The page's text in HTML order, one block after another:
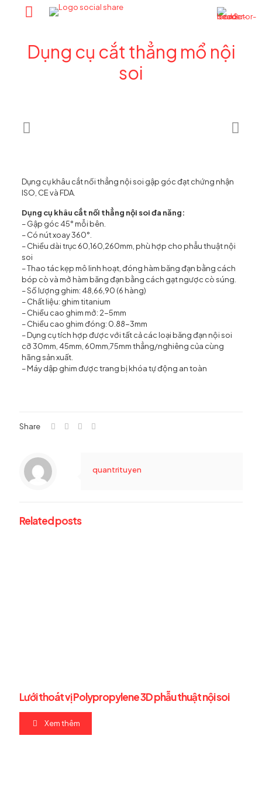
Dụng cụ cắt thẳng mổ nội
soi
Dụng cụ khâu cắt nối thẳng nội soi gập góc đạt chứng nhận
ISO, CE và FDA.
Dụng cụ khâu cắt nối thẳng nội soi đa năng:
– Gập góc 45° mỗi bên.
– Có nút xoay 360°.
– Chiều dài trục 60,160,260mm, phù hợp cho phẫu thuật nội
soi
– Thao tác kẹp mô linh hoạt, đóng hàm băng đạn bằng cách
bóp cò và mở hàm băng đạn bằng cách gạt ngược cò súng.
– Số lượng ghim: 48,66,90 (6 hàng)
– Chất liệu: ghim titanium
– Chiều cao ghim mở: 2-5mm
– Chiều cao ghim đóng: 0.88-3mm
– Dụng cụ tích hợp được với tất cả các loại băng đạn nội soi
cỡ 30mm, 45mm, 60mm,75mm thẳng/nghiêng của cùng
hãng sản xuất.
– Máy dập ghim được trang bị khóa tự động an toàn
Share
quantrituyen
Related posts
Lưới thoát vị Polypropylene 3D phẫu thuật nội soi
Xem thêm